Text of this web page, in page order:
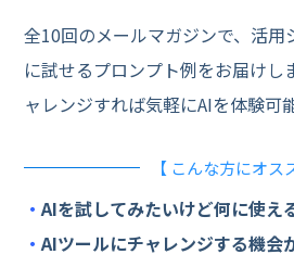
全10回のメールマガジンで、活用
に試せるプロンプト例をお届けし
ャレンジすれば気軽にAIを体験可
【 こんな方にオス
・AIを試してみたいけど何に使え
・AIツールにチャレンジする機会